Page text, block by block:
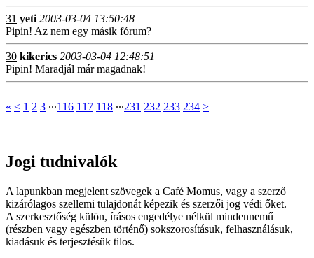
31 yeti 2003-03-04 13:50:48
Pipin! Az nem egy másik fórum?
30 kikerics 2003-03-04 12:48:51
Pipin! Maradjál már magadnak!
« < 1 2 3 ∙∙∙116 117 118 ∙∙∙231 232 233 234 >
Jogi tudnivalók
A lapunkban megjelent szövegek a Café Momus, vagy a szerző
kizárólagos szellemi tulajdonát képezik és szerzői jog védi őket.
A szerkesztőség külön, írásos engedélye nélkül mindennemű
(részben vagy egészben történő) sokszorosításuk, felhasználásuk,
kiadásuk és terjesztésük tilos.